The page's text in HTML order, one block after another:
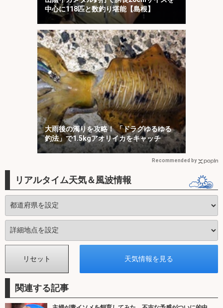
中心に118匹と数釣り堪能【島根】
大雨後の濁りを攻略！ 「ドラグゆるゆる
釣法」で1.5kgアオリイカをキャッチ
Recommended by
リアルタイム天気＆風波情報
関連する記事